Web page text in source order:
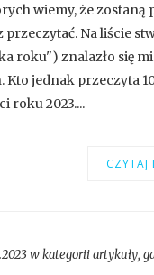
wiemy, że zostaną
przeczytać. Na liście
roku") znalazło się
Kto jednak przeczyta
roku 2023....
CZYTAJ
w kategoriiartykuły,